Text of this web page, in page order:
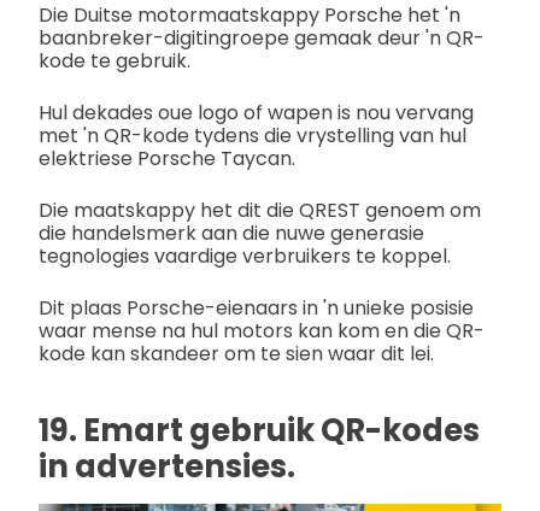
Die Duitse motormaatskappy Porsche het 'n
baanbreker-digitingroepe gemaak deur 'n QR-
kode te gebruik.
Hul dekades oue logo of wapen is nou vervang
met 'n QR-kode tydens die vrystelling van hul
elektriese Porsche Taycan.
Die maatskappy het dit die QREST genoem om
die handelsmerk aan die nuwe generasie
tegnologies vaardige verbruikers te koppel.
Dit plaas Porsche-eienaars in 'n unieke posisie
waar mense na hul motors kan kom en die QR-
kode kan skandeer om te sien waar dit lei.
19. Emart gebruik QR-kodes
in advertensies.